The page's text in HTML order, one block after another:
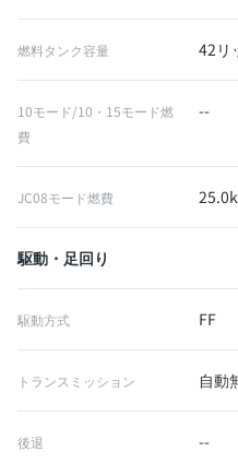
燃料タンク容量 42リ
10モード/10・15モード燃
費
--
JC08モード燃費
駆動・足回り
駆動方式 FF
トランスミッション 自動
後退 --